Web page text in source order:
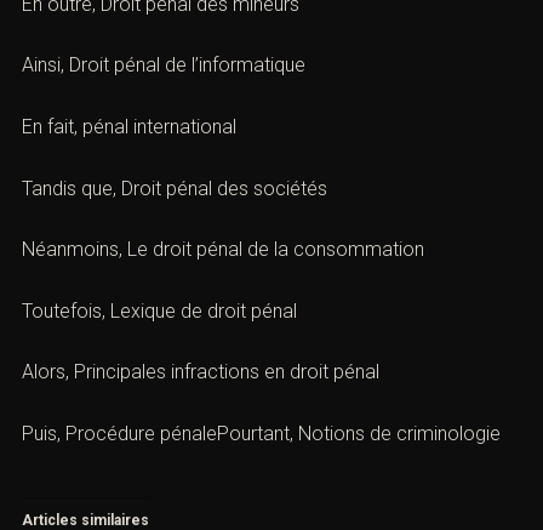
Ainsi, Droit pénal de l’informatique
En fait, pénal international
Tandis que, Droit pénal des sociétés
Néanmoins, Le droit pénal de la consommation
Toutefois, Lexique de droit pénal
Alors, Principales infractions en droit péna
Puis, Procédure pénalePourtant, Notions de criminologie
Articles similaires